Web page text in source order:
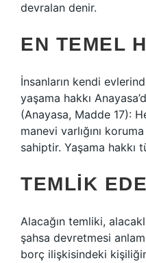
devralan denir.
EN TEMEL
İnsanların kendi
yaşama hakkı
(Anayasa, Madde 17):
manevi varlığını
sahiptir. Yaşama hakkı
TEMLIK
Alacağın temliki,
şahsa devretmesi
borç ilişkisindeki